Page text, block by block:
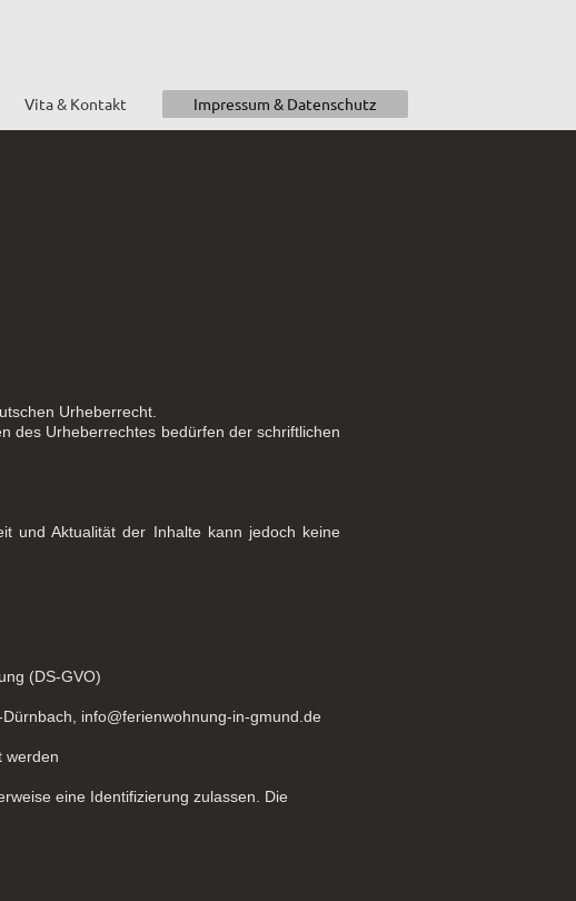
Vita & Kontakt Impressum & Datenschutz
Urheberrecht.
des Urheberrechtes bedürfen der schriftlichen
und Aktualität der Inhalte kann jedoch keine
(DS-GVO)
info@ferienwohnung-in-gmund.de
werden
eine Identifizierung zulassen. Die